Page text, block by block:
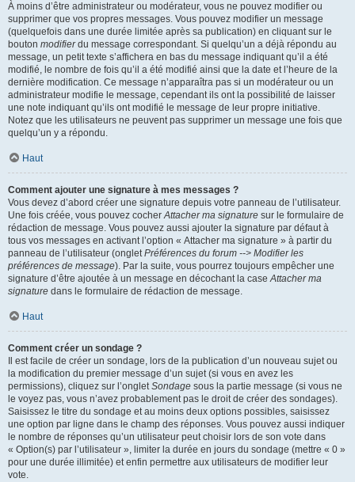
À moins d’être administrateur ou modérateur, vous ne pouvez modifier ou
supprimer que vos propres messages. Vous pouvez modifier un message
(quelquefois dans une durée limitée après sa publication) en cliquant sur le
bouton modifierdu message correspondant. Si quelqu’un a déjà répondu au
message, un petit texte s’affichera en bas du message indiquant qu’il a été
modifié, le nombre de fois qu’il a été modifié ainsi que la date et l’heure de la
dernière modification. Ce message n’apparaîtra pas si un modérateur ou un
administrateur modifie le message, cependant ils ont la possibilité de laisser
une note indiquant qu’ils ont modifié le message de leur propre initiative.
Notez que les utilisateurs ne peuvent pas supprimer un message une fois que
quelqu’un y a répondu.
Haut
Comment ajouter une signature à mes messages ?
Vous devez d’abord créer une signature depuis votre panneau de l’utilisateur.
Une fois créée, vous pouvez cocherAttacher ma signature sur le formulaire de
rédaction de message. Vous pouvez aussi ajouter la signature par défaut à
tous vos messages en activant l’option « Attacher ma signature » à partir du
panneau de l’utilisateur (ongletPréférences du forum --> Modifier les
préférences de message). Par la suite, vous pourrez toujours empêcher une
signature d’être ajoutée à un message en décochant la caseAttacher ma
signature dans le formulaire de rédaction de message.
Haut
Comment créer un sondage ?
Il est facile de créer un sondage, lors de la publication d’un nouveau sujet ou
la modification du premier message d’un sujet (si vous en avez les
permissions), cliquez sur l’ongletSondage sous la partie message (si vous ne
le voyez pas, vous n’avez probablement pas le droit de créer des sondages).
Saisissez le titre du sondage et au moins deux options possibles, saisissez
une option par ligne dans le champ des réponses. Vous pouvez aussi indiquer
le nombre de réponses qu’un utilisateur peut choisir lors de son vote dans
« Option(s) par l’utilisateur », limiter la durée en jours du sondage (mettre « 0 »
pour une durée illimitée) et enfin permettre aux utilisateurs de modifier leur
vote.